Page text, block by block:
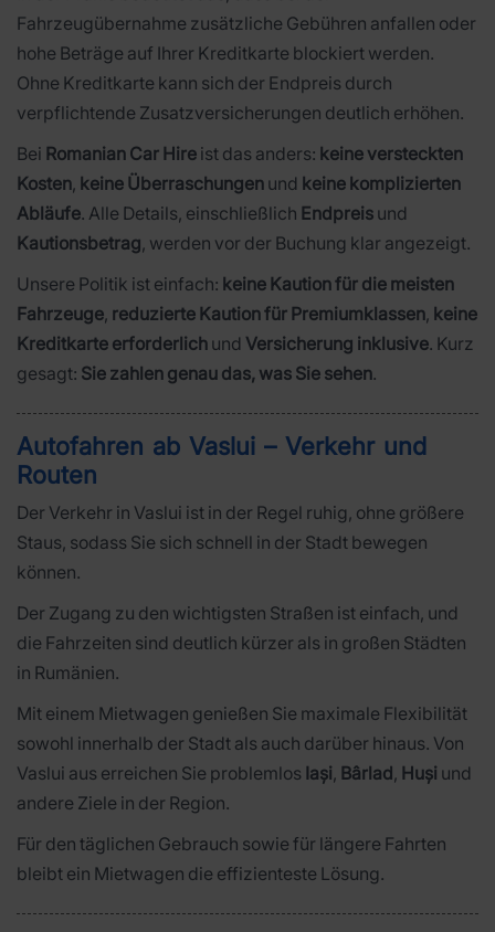
Fahrzeugübernahme zusätzliche Gebühren anfallen oder
hohe Beträge auf Ihrer Kreditkarte blockiert werden.
Ohne Kreditkarte kann sich der Endpreis durch
verpflichtende Zusatzversicherungen deutlich erhöhen.
Bei Romanian Car Hire ist das anders: keine versteckten
Kosten, keine Überraschungen und keine komplizierten
Abläufe. Alle Details, einschließlich Endpreis und
Kautionsbetrag, werden vor der Buchung klar angezeigt.
Unsere Politik ist einfach: keine Kaution für die meisten
Fahrzeuge, reduzierte Kaution für Premiumklassen, keine
Kreditkarte erforderlich und Versicherung inklusive. Kurz
gesagt: Sie zahlen genau das, was Sie sehen.
Autofahren ab Vaslui – Verkehr und
Routen
Der Verkehr in Vaslui ist in der Regel ruhig, ohne größere
Staus, sodass Sie sich schnell in der Stadt bewegen
können.
Der Zugang zu den wichtigsten Straßen ist einfach, und
die Fahrzeiten sind deutlich kürzer als in großen Städten
in Rumänien.
Mit einem Mietwagen genießen Sie maximale Flexibilität
sowohl innerhalb der Stadt als auch darüber hinaus. Von
Vaslui aus erreichen Sie problemlos Iași, Bârlad, Huși und
andere Ziele in der Region.
Für den täglichen Gebrauch sowie für längere Fahrten
bleibt ein Mietwagen die effizienteste Lösung.